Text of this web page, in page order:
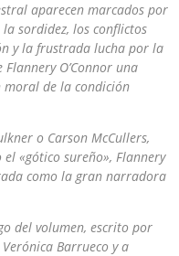
aparecen marcados por
sordidez, los conflictos
y la frustrada lucha por la
O’Connor una
de la condición
o Carson McCullers,
«gótico sureño», Flannery
como la gran narradora
del volumen, escrito por
Barrueco y a